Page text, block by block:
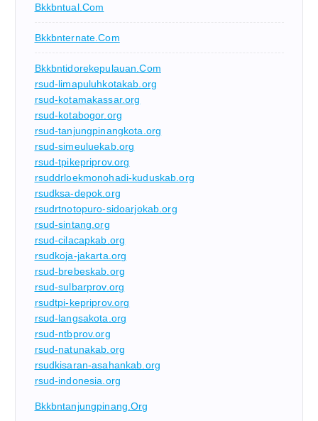
Bkkbntual.com
Bkkbnternate.com
Bkkbntidorekepulauan.com
rsud-limapuluhkotakab.org
rsud-kotamakassar.org
rsud-kotabogor.org
rsud-tanjungpinangkota.org
rsud-simeuluekab.org
rsud-tpikepriprov.org
rsuddrloekmonohadi-kuduskab.org
rsudksa-depok.org
rsudrtnotopuro-sidoarjokab.org
rsud-sintang.org
rsud-cilacapkab.org
rsudkoja-jakarta.org
rsud-brebeskab.org
rsud-sulbarprov.org
rsudtpi-kepriprov.org
rsud-langsakota.org
rsud-ntbprov.org
rsud-natunakab.org
rsudkisaran-asahankab.org
rsud-indonesia.org
Bkkbntanjungpinang.org